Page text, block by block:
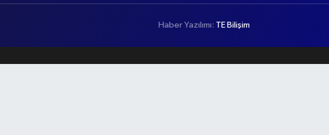
Haber Yazılımı: TE Bilişim